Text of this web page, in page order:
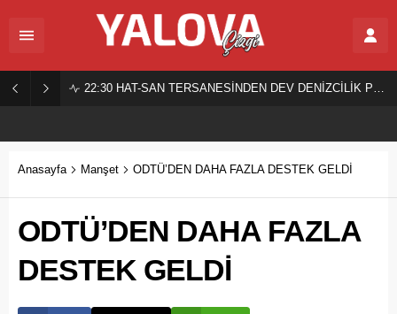
22:30 HAT-SAN TERSANESİNDEN DEV DENİZCİLİK PROJESİ!
Anasayfa Manşet ODTÜ’DEN DAHA FAZLA DESTEK GELDİ
ODTÜ’DEN DAHA FAZLA
DESTEK GELDİ